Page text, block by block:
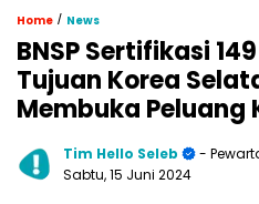
Home / News
BNSP Sertifikasi
Tujuan Korea
Membuka Peluang
Tim Hello Seleb
-
Sabtu, 15 Juni 2024